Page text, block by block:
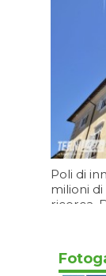
storia
Poli di
milioni
ricerca.